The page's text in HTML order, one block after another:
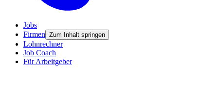
Jobs
Firmen Zum Inhalt springen
Lohnrechner
Job Coach
Für Arbeitgeber